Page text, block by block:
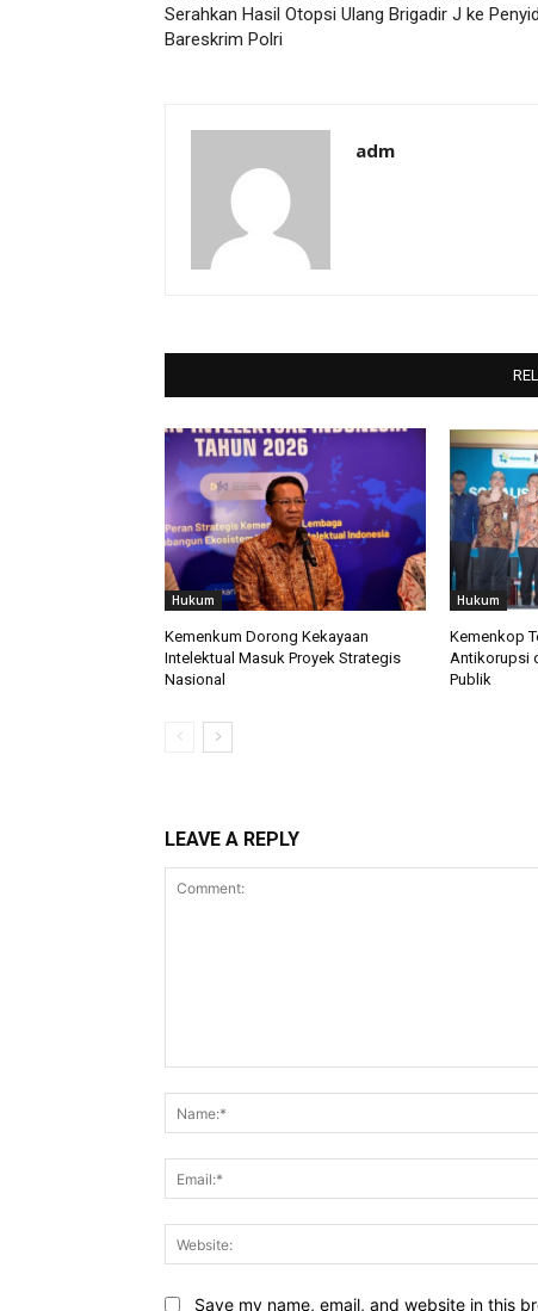
Serahkan Hasil Otopsi Ulang Brigadir J ke
Bareskrim Polri
adm
Hukum
Kemenkum Dorong Kekayaan
Intelektual Masuk Proyek Strategis
Nasional
Hukum
Kemenkop
Antikorupsi
Publik
LEAVE A REPLY
Save my name, email, and website in this